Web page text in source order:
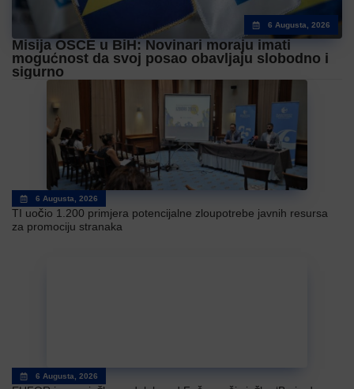
6 Augusta, 2026
Misija OSCE u BiH: Novinari moraju imati
mogućnost da svoj posao obavljaju slobodno i
sigurno
6 Augusta, 2026
TI uočio 1.200 primjera potencijalne zloupotrebe javnih resursa
za promociju stranaka
6 Augusta, 2026